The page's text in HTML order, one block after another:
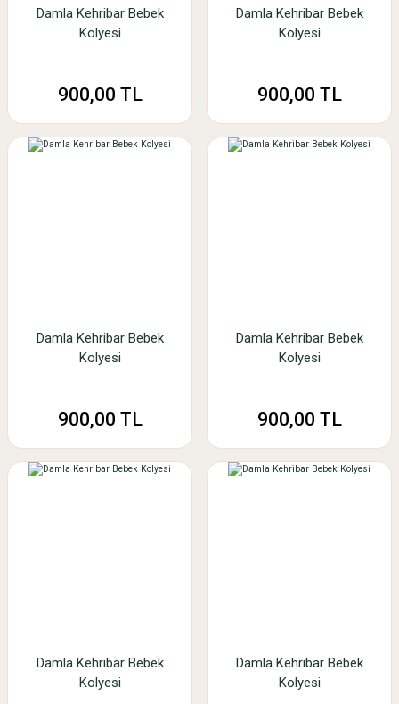
Damla Kehribar Bebek
Kolyesi
900,00 TL
Damla Kehribar Bebek
Kolyesi
900,00 TL
Damla Kehribar Bebek
Kolyesi
900,00 TL
Damla Kehribar Bebek
Kolyesi
900,00 TL
Damla Kehribar Bebek
Kolyesi
Damla Kehribar Bebek
Kolyesi